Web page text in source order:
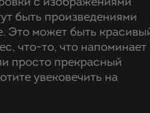
быть произведениями
Это может быть
что-то, что напоминает
просто прекрасный
увековечить на